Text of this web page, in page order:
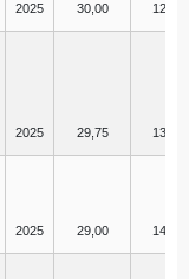
2025 30,00 12,50
2025 29,75 13,50
2025 29,00 14,00